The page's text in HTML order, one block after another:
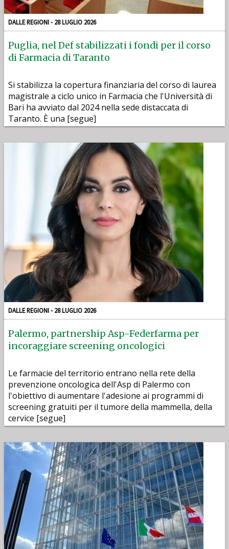
DALLE REGIONI - 28 LUGLIO 2026
Puglia, nel Def stabilizzati i fondi per il corso
di Farmacia di Taranto
Si stabilizza la copertura finanziaria del corso di laurea
magistrale a ciclo unico in Farmacia che l'Università di
Bari ha avviato dal 2024 nella sede distaccata di
Taranto. È una [segue]
DALLE REGIONI - 28 LUGLIO 2026
Palermo, partnership Asp-Federfarma per
incoraggiare screening oncologici
Le farmacie del territorio entrano nella rete della
prevenzione oncologica dell'Asp di Palermo con
l'obiettivo di aumentare l'adesione ai programmi di
screening gratuiti per il tumore della mammella, della
cervice [segue]